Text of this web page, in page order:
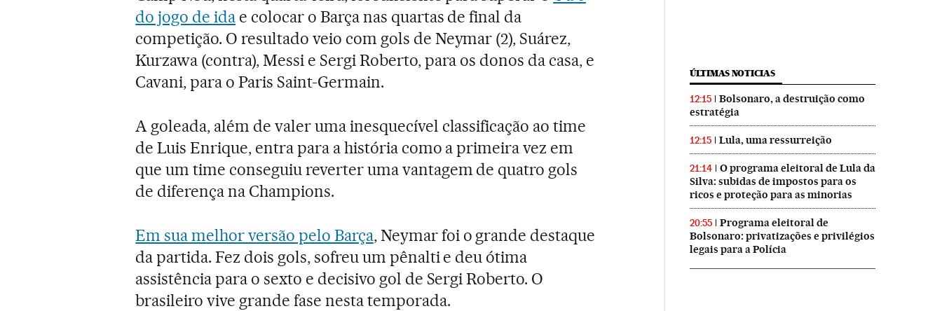
do jogo de ida e colocar o Barça nas quartas de final da
competição. O resultado veio com gols de Neymar (2), Suárez,
Kurzawa (contra), Messi e Sergi Roberto, para os donos da casa, e
Cavani, para o Paris Saint-Germain.
A goleada, além de valer uma inesquecível classificação ao time
de Luis Enrique, entra para a história como a primeira vez em
que um time conseguiu reverter uma vantagem de quatro gols
de diferença na Champions.
Em sua melhor versão pelo Barça, Neymar foi o grande destaque
da partida. Fez dois gols, sofreu um pênalti e deu ótima
assistência para o sexto e decisivo gol de Sergi Roberto. O
brasileiro vive grande fase nesta temporada.
ÚLTIMAS NOTICIAS
12:15
Bolsonaro, a destruição como
estratégia
12:15 Lula, uma ressurreição
21:14
O programa eleitoral de Lula da
Silva: subidas de impostos para os
ricos e proteção para as minorias
20:55
Programa eleitoral de
Bolsonaro: privatizações e privilégios
legais para a Polícia